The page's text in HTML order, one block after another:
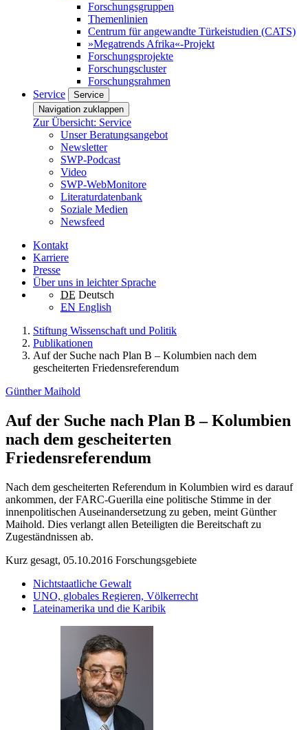
Forschungsgruppen
Themenlinien
Centrum für angewandte Türkeistudien (CATS)
»Megatrends Afrika«-Projekt
Forschungsprojekte
Forschungscluster
Forschungsrahmen
Service
Service
Navigation zuklappen
Zur Übersicht: Service
Unser Beratungsangebot
Newsletter
SWP-Podcast
Video
SWP-WebMonitore
Literaturdatenbank
Soziale Medien
Newsfeed
Kontakt
Karriere
Presse
Über uns in leichter Sprache
DE Deutsch
EN English
Stiftung Wissenschaft und Politik
Publikationen
Auf der Suche nach Plan B – Kolumbien nach dem
gescheiterten Friedensreferendum
Günther Maihold
Auf der Suche nach Plan B – Kolumbien
nach dem gescheiterten
Friedensreferendum
Nach dem gescheiterten Referendum in Kolumbien wird es darauf
ankommen, der FARC-Guerilla eine politische Stimme in der
innenpolitischen Auseinandersetzung zu geben, meint Günther
Maihold. Dies verlangt allen Beteiligten die Bereitschaft zu
Zugeständnissen ab.
Kurz gesagt, 05.10.2016 Forschungsgebiete
Nichtstaatliche Gewalt
UNO, globales Regieren, Völkerrecht
Lateinamerika und die Karibik